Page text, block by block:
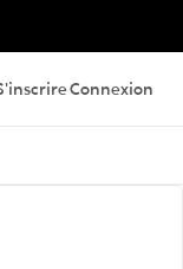
Connexion